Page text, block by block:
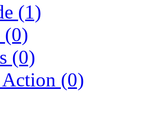
(1)
(0)
(0)
(0)